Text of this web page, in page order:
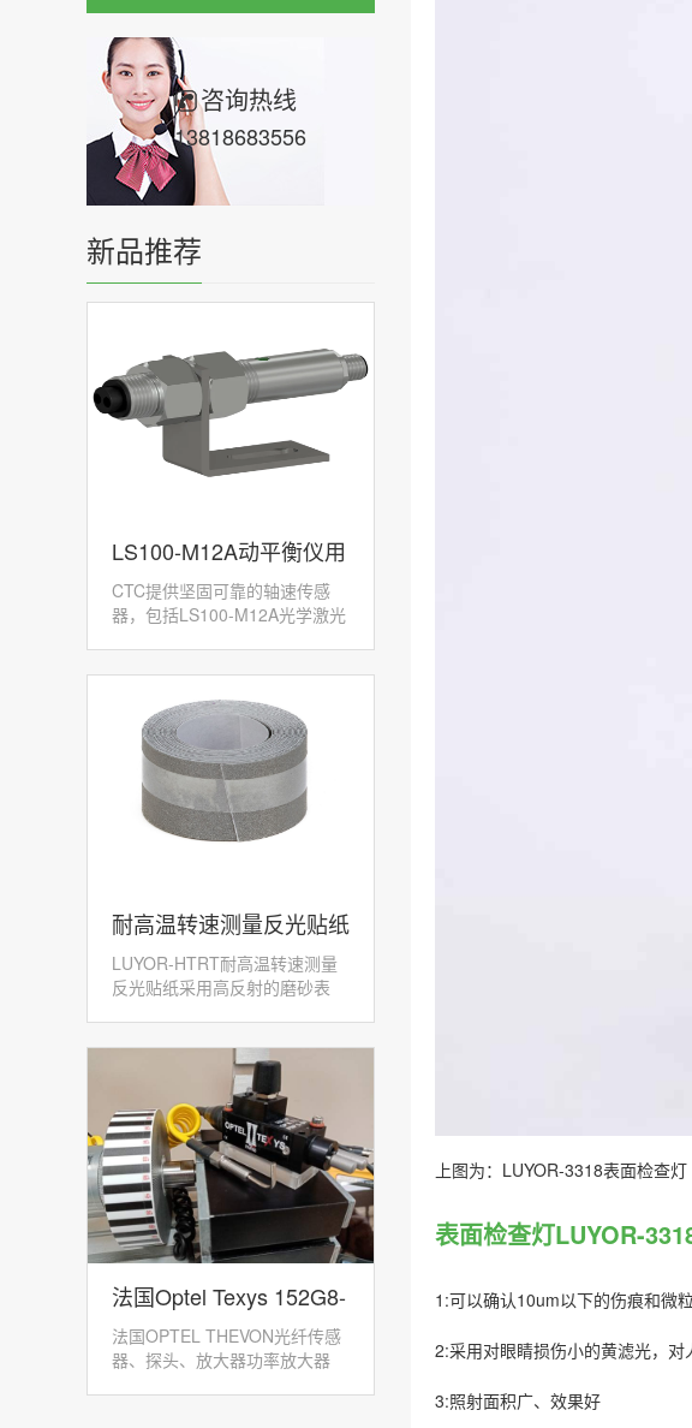
咨询热线
13818683556
新品推荐
LS100-M12A动平衡仪用
激光转速传感器
CTC提供坚固可靠的轴速传感
器，包括LS100-M12A光学激光
​耐高温转速测量反光贴纸
LUYOR-HTRT
LUYOR-HTRT耐高温转速测量
反光贴纸采用高反射的磨砂表
法国Optel Texys 152G8-
GPK-12光纤转速传感器
法国OPTEL THEVON光纤传感
器、探头、放大器功率放大器
上图为：LUYOR-3318表面检查灯
表面检查灯LUYOR-
1:可以确认10um以下的伤痕和微
2:采用对眼睛损伤小的黄滤光，对
3:照射面积广、效果好